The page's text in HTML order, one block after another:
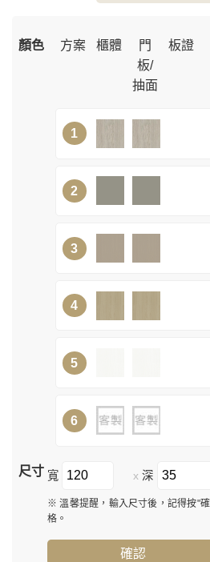
顏色 方案 櫃體
門
板/
抽面
板證
1
2
3
4
5
6
尺寸 寬 x 深
※ 溫馨提醒，輸入尺寸後，記得按"
格。
確認